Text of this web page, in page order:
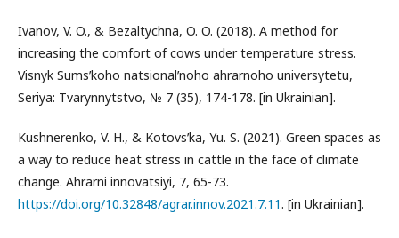
Ivanov, V. O., & Bezaltychna, O. O. (2018). A method for
increasing the comfort of cows under temperature stress.
Visnyk Sumsʹkoho natsionalʹnoho ahrarnoho universytetu,
Seriya: Tvarynnytstvo, № 7 (35), 174-178. [in Ukrainian].
Kushnerenko, V. H., & Kotovsʹka, Yu. S. (2021). Green spaces as
a way to reduce heat stress in cattle in the face of climate
change. Ahrarni innovatsiyi, 7, 65-73.
https://doi.org/10.32848/agrar.innov.2021.7.11. [in Ukrainian].